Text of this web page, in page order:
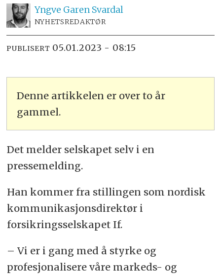
Yngve Garen Svardal
NYHETSREDAKTØR
PUBLISERT 05.01.2023 - 08:15
Denne artikkelen er over to år
gammel.
Det melder selskapet selv i en
pressemelding.
Han kommer fra stillingen som nordisk
kommunikasjonsdirektør i
forsikringsselskapet If.
– Vi er i gang med å styrke og
profesjonalisere våre markeds- og